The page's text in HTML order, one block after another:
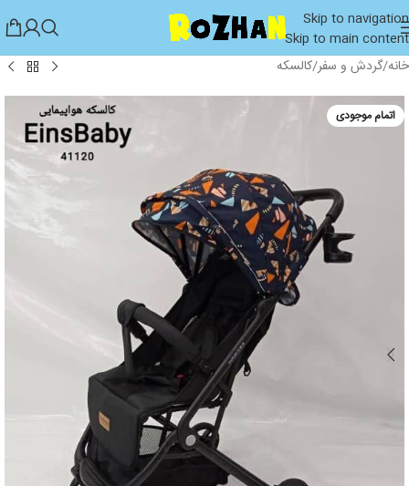
Skip to navigation
Skip to main content
خانه/گردش و سفر/کالسکه
اتمام موجودی